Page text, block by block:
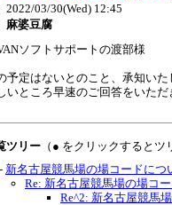
2022/03/30(Wed) 12:45
麻婆豆腐
ソフトサポートの渡部様
予定はないとのこと、承知いた
いところ早速のご回答をいた
ツリー （● をクリックすると
- 新名古屋競馬場の場コードにつ
Re: 新名古屋競馬場の場コ
Re^2: 新名古屋競馬